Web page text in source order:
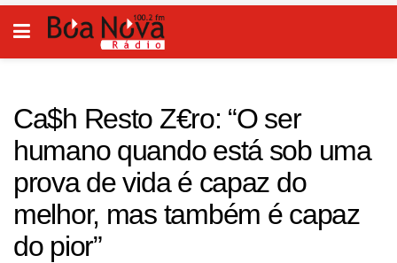
Ca$h Resto Z€ro: “O ser
humano quando está sob uma
prova de vida é capaz do
melhor, mas também é capaz
do pior”